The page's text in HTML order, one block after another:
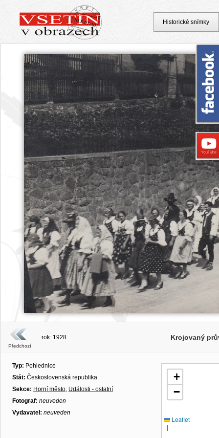
Předchozí
rok: 1928 Krojovaný
Typ: Pohlednice
Stát: Československá republika
Sekce: Horní město, Události - ostatní
Fotograf: neuveden
Vydavatel: neuveden
+
−
Leaflet
|
Historické snímky